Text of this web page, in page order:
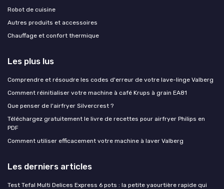
Robot de cuisine
Autres produits et accessoires
Chauffage et confort thermique
Les plus lus
Comprendre et résoudre les codes d'erreur de votre lave-linge Valberg
Comment réinitialiser votre machine à café Krups à grain EA81
Que penser de l'airfryer Silvercrest ?
Téléchargez gratuitement le livre de recettes pour airfryer Philips en
PDF
Comment utiliser efficacement votre machine à laver Valberg
Les derniers articles
Test Tefal Multi Delices Express 6 pots : la petite yaourtière rapide qui